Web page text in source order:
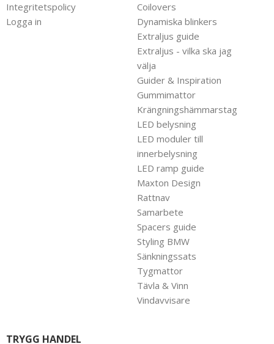
Integritetspolicy
Logga in
Coilovers
Dynamiska blinkers
Extraljus guide
Extraljus - vilka ska jag
välja
Guider & Inspiration
Gummimattor
Krängningshämmarstag
LED belysning
LED moduler till
innerbelysning
LED ramp guide
Maxton Design
Rattnav
Samarbete
Spacers guide
Styling BMW
Sänkningssats
Tygmattor
Tävla & Vinn
Vindavvisare
TRYGG HANDEL